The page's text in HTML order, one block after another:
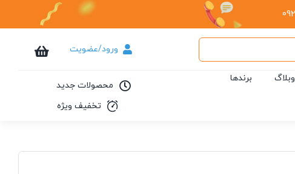
ورود/عضویت
وبلاگ برندها
محصولات جدید
تخفیف ویژه